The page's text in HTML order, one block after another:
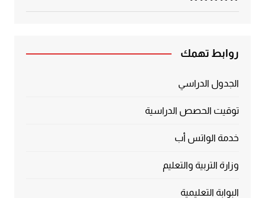
تم التقييم
روابط تهمك
الجدول الدراسي
توقيت الحصص الدراسية
خدمة الواتس أب
وزارة التربية والتعليم
البوابة التعليمية